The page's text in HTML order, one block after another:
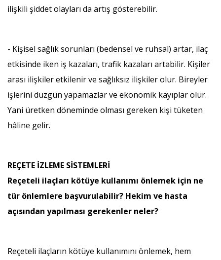
ilişkili şiddet olayları da artış gösterebilir.
- Kişisel sağlık sorunları (bedensel ve ruhsal) artar, ilaç
etkisinde iken iş kazaları, trafik kazaları artabilir. Kişiler
arası ilişkiler etkilenir ve sağlıksız ilişkiler olur. Bireyler
işlerini düzgün yapamazlar ve ekonomik kayıplar olur.
Yani üretken döneminde olması gereken kişi tüketen
hâline gelir.
REÇETE İZLEME SİSTEMLERİ
Reçeteli ilaçları kötüye kullanımı önlemek için ne
tür önlemlere başvurulabilir? Hekim ve hasta
açısından yapılması gerekenler neler?
Reçeteli ilaçların kötüye kullanımını önlemek, hem